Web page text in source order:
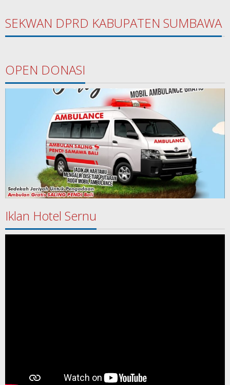
SEKWAN DPRD KABUPATEN SUMBAWA
OPEN DONASI
Iklan Hotel Sernu